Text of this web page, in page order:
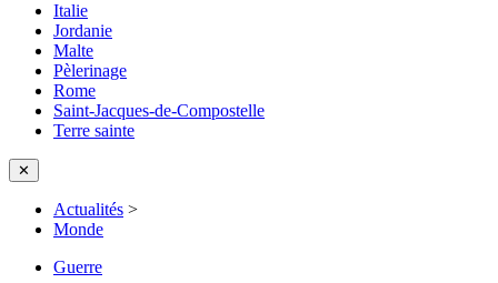
Italie
Jordanie
Malte
Pèlerinage
Rome
Saint-Jacques-de-Compostelle
Terre sainte
✕
Actualités >
Monde
Guerre